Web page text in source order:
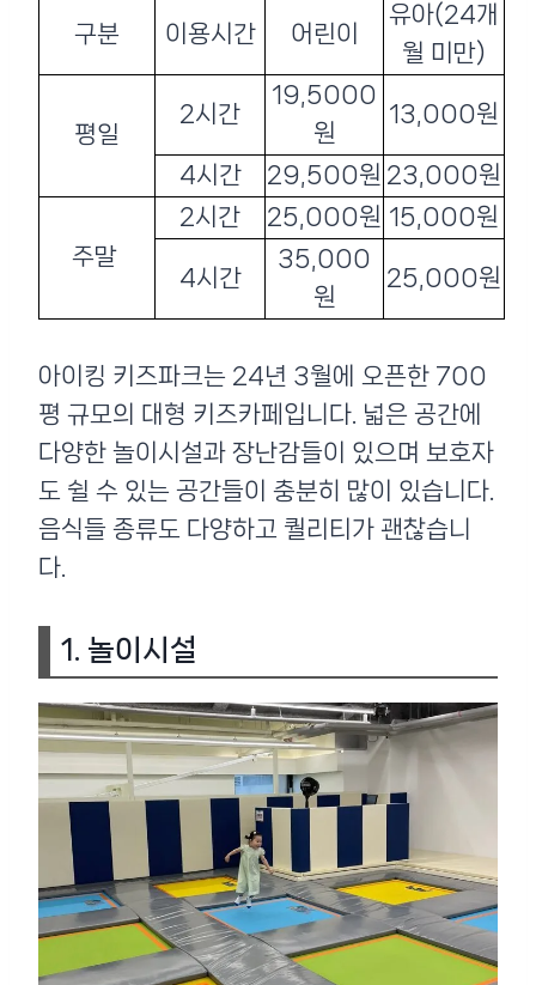
구분 이용시간 어린이
유아(24개
월 미만)
평일
2시간
19,5000
원
13,000원
4시간 29,500원 23,000원
주말
2시간 25,000원 15,000원
4시간
35,000
원
25,000원
아이킹 키즈파크는 24년 3월에 오픈한 700
평 규모의 대형 키즈카페입니다. 넓은 공간에
다양한 놀이시설과 장난감들이 있으며 보호자
도 쉴 수 있는 공간들이 충분히 많이 있습니다.
음식들 종류도 다양하고 퀄리티가 괜찮습니
다.
1. 놀이시설